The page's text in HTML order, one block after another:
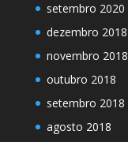
setembro 2020
dezembro 2018
novembro 2018
outubro 2018
setembro 2018
agosto 2018